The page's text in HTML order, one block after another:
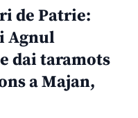
de Patrie:
Agnul
dai taramots
a Majan,